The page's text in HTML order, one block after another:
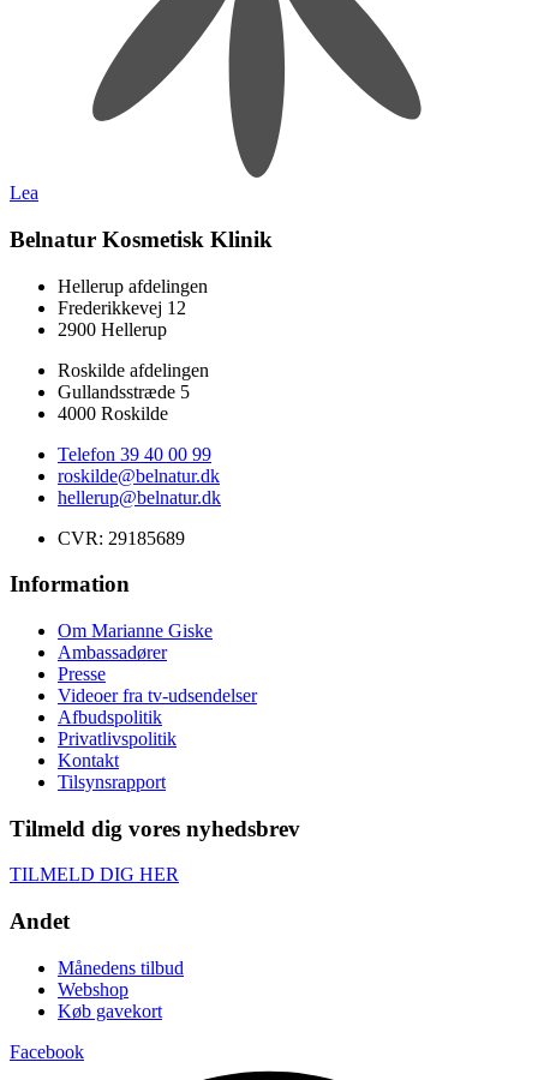
Lea
Belnatur Kosmetisk Klinik
Hellerup afdelingen
Frederikkevej 12
2900 Hellerup
Roskilde afdelingen
Gullandsstræde 5
4000 Roskilde
Telefon 39 40 00 99
roskilde@belnatur.dk
hellerup@belnatur.dk
CVR: ​29185689
Information
Om Marianne Giske
Ambassadører
Presse
Videoer fra tv-udsendelser
Afbudspolitik
Privatlivspolitik
Kontakt
Tilsynsrapport
Tilmeld dig vores nyhedsbrev
TILMELD DIG HER
Andet
Månedens tilbud
Webshop
Køb gavekort
Facebook